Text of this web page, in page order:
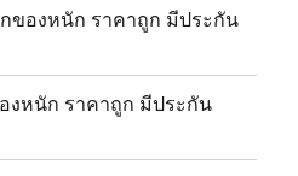
ของหนัก ราคาถูก มีประกัน
งหนัก ราคาถูก มีประกัน